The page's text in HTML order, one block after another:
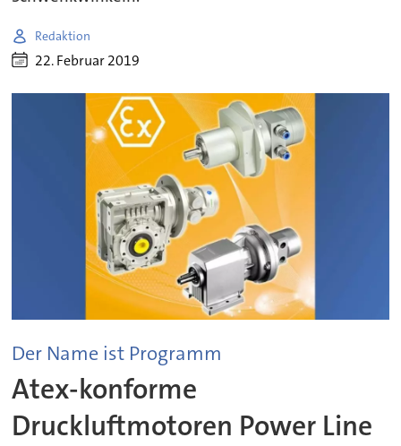
Redaktion
22. Februar 2019
Der Name ist Programm
Atex-konforme
Druckluftmotoren Power Line